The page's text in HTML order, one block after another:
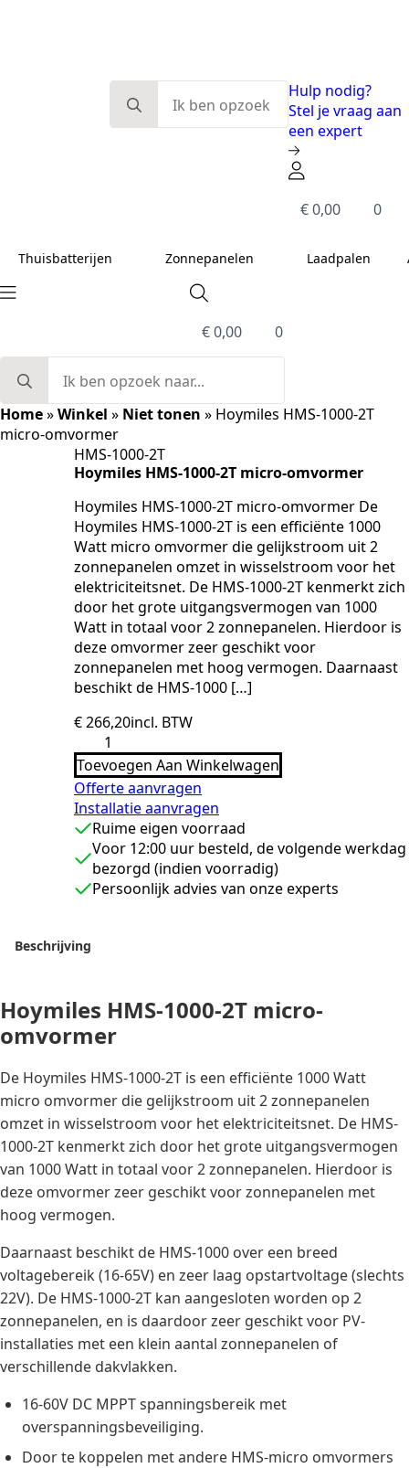
for:
Hulp nodig?
Stel je vraag aan
een expert
€0,00 0
Thuisbatterijen Zonnepanelen Laadpalen
€0,00
0
for:
Home»Winkel » Niet tonen » Hoymiles HMS-1000-2T
micro-omvormer
HMS-1000-2T
Hoymiles HMS-1000-2T micro-omvormer
Hoymiles HMS-1000-2T micro-omvormer De
Hoymiles HMS-1000-2T is een efficiënte 1000
Watt micro omvormer die gelijkstroom uit 2
zonnepanelen omzet in wisselstroom voor het
elektriciteitsnet. De HMS-1000-2T kenmerkt zich
door het grote uitgangsvermogen van 1000
Watt in totaal voor 2 zonnepanelen. Hierdoor is
deze omvormer zeer geschikt voor
zonnepanelen met hoog vermogen. Daarnaast
beschikt de HMS-1000 […]
€266,20incl. BTW
Hoymiles
HMS-
1000-
2T
micro-
omvormer
aantal
Toevoegen Aan Winkelwagen
Offerte aanvragen
Installatie aanvragen
Ruime eigen voorraad
Voor 12:00 uur besteld, de volgende werkdag
bezorgd (indien voorradig)
Persoonlijk advies van onze experts
Beschrijving
Hoymiles HMS-1000-2T micro-
omvormer
De Hoymiles HMS-1000-2T is een efficiënte 1000 Watt
micro omvormer die gelijkstroom uit 2 zonnepanelen
omzet in wisselstroom voor het elektriciteitsnet. De HMS-
1000-2T kenmerkt zich door het grote uitgangsvermogen
van 1000 Watt in totaal voor 2 zonnepanelen. Hierdoor is
deze omvormer zeer geschikt voor zonnepanelen met
hoog vermogen.
Daarnaast beschikt de HMS-1000 over een breed
voltagebereik (16-65V) en zeer laag opstartvoltage (slechts
22V). De HMS-1000-2T kan aangesloten worden op 2
zonnepanelen, en is daardoor zeer geschikt voor PV-
installaties met een klein aantal zonnepanelen of
verschillende dakvlakken.
16-60V DC MPPT spanningsbereik met
overspanningsbeveiliging.
Door te koppelen met andere HMS-micro omvormers